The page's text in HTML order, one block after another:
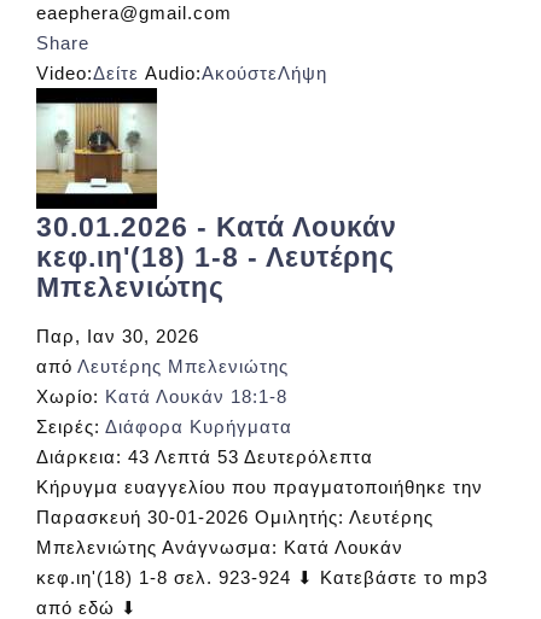
eaephera@gmail.com
Share
Video:Δείτε Audio:ΑκούστεΛήψη
30.01.2026 - Κατά Λουκάν
κεφ.ιη'(18) 1-8 - Λευτέρης
Μπελενιώτης
Παρ, Ιαν 30, 2026
από Λευτέρης Μπελενιώτης
Χωρίο: Κατά Λουκάν 18:1-8
Σειρές: Διάφορα Κυρήγματα
Διάρκεια: 43 Λεπτά 53 Δευτερόλεπτα
Κήρυγμα ευαγγελίου που πραγματοποιήθηκε την
Παρασκευή 30-01-2026 Ομιλητής: Λευτέρης
Μπελενιώτης Ανάγνωσμα: Κατά Λουκάν
κεφ.ιη'(18) 1-8 σελ. 923-924 ⬇ Κατεβάστε το mp3
από εδώ ⬇